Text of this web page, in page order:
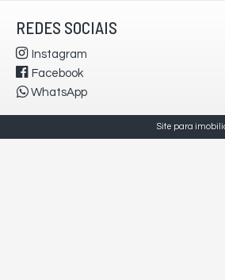
REDES SOCIAIS
Instagram
Facebook
WhatsApp
Site para